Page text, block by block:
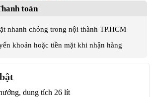
toán
nhanh chóng trong nội thành TP.HCM
khoản hoặc tiền mặt khi nhận hàng
dung tích 26 lít